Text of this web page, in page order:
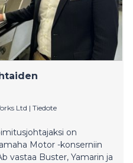
Ltd | Tiedote
on
Motor -konserniin
vastaa Buster, Yamarin ja